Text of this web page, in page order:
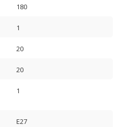
180
1
20
20
1
E27